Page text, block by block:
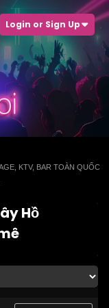
Login or Sign Up
KTV, BAR TOÀN QUỐC
Hồ